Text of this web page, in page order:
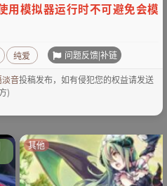
用模拟器运行时不可避免会模
纯爱 问题反馈|补链
淡音投稿发布，如有侵犯您的权益请发送
)
其他